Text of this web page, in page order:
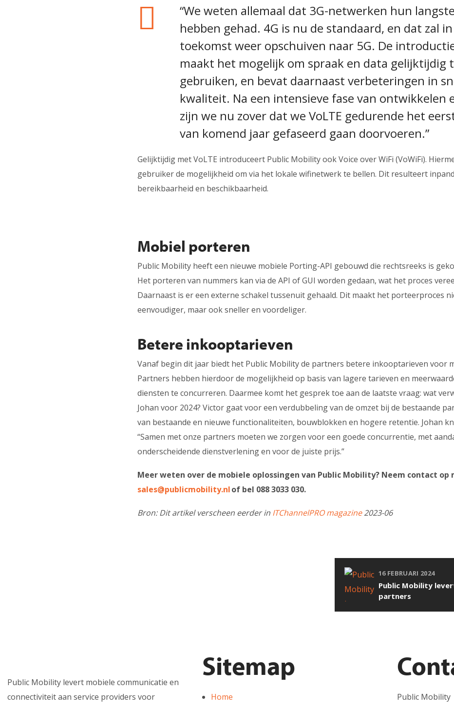
“We weten allemaal dat 3G-netwerken hun
hebben gehad. 4G is nu de standaard, en dat zal
toekomst weer opschuiven naar 5G. De
maakt het mogelijk om spraak en data gelijktijdig
gebruiken, en bevat daarnaast verbeteringen in
kwaliteit. Na een intensieve fase van ontwikkelen
zijn we nu zover dat we VoLTE gedurende het
van komend jaar gefaseerd gaan doorvoeren.”
Gelijktijdig met VoLTE introduceert Public Mobility ook Voice over WiFi (VoWiFi).
gebruiker de mogelijkheid om via het lokale wifinetwerk te bellen. Dit resulteert
bereikbaarheid en beschikbaarheid.
Mobiel porteren
Public Mobility heeft een nieuwe mobiele Porting-API gebouwd die rechtsreeks is
Het porteren van nummers kan via de API of GUI worden gedaan, wat het proces
Daarnaast is er een externe schakel tussenuit gehaald. Dit maakt het porteerproces
eenvoudiger, maar ook sneller en voordeliger.
Betere inkooptarieven
Vanaf begin dit jaar biedt het Public Mobility de partners betere inkooptarieven voor
Partners hebben hierdoor de mogelijkheid op basis van lagere tarieven en
diensten te concurreren. Daarmee komt het gesprek toe aan de laatste vraag: wat
Johan voor 2024? Victor gaat voor een verdubbeling van de omzet bij de bestaande
van bestaande en nieuwe functionaliteiten, bouwblokken en hogere retentie. Johan
“Samen met onze partners moeten we zorgen voor een goede concurrentie, met
onderscheidende dienstverlening en voor de juiste prijs.”
Meer weten over de mobiele oplossingen van Public Mobility? Neem contact op
sales@publicmobility.nlof bel 088 3033 030.
Bron: Dit artikel verscheen eerder in ITChannelPRO magazine2023-06
16 FEBRUARI 2024
Public Mobility
partners
Public Mobility levert mobiele communicatie en
connectiviteit aan service providers voor
Sitemap
Home
Public Mobility